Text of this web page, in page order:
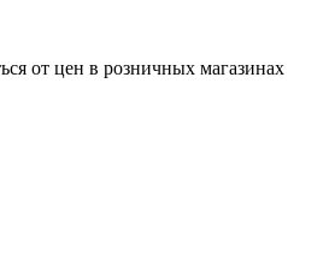
от цен в розничных магазинах